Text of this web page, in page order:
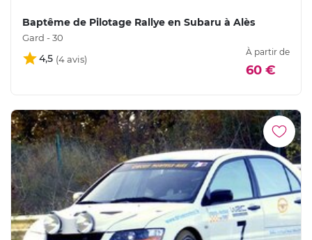
Baptême de Pilotage Rallye en Subaru à Alès
Gard - 30
4,5
À partir de
60 €